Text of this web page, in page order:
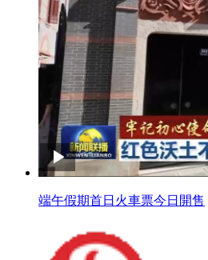
端午假期首日火車票今日開售